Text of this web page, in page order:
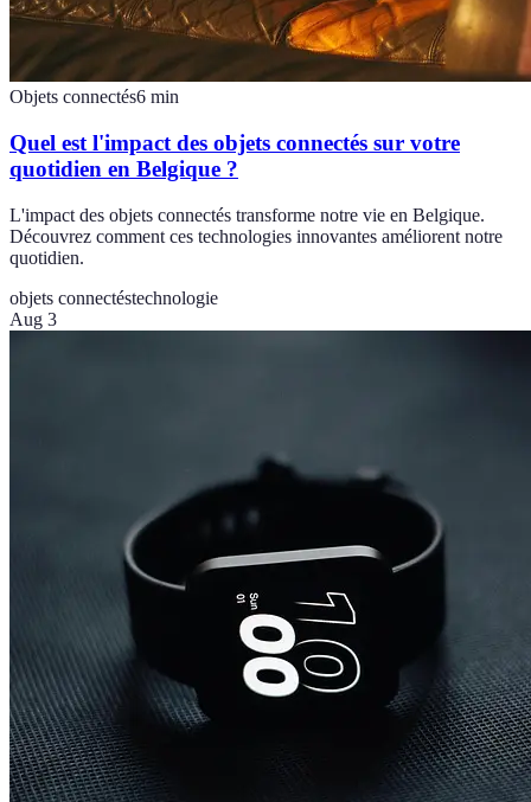
Objets connectés6 min
Quel est l'impact des objets connectés sur votre
quotidien en Belgique ?
L'impact des objets connectés transforme notre vie en Belgique.
Découvrez comment ces technologies innovantes améliorent notre
quotidien.
objets connectéstechnologie
Aug 3